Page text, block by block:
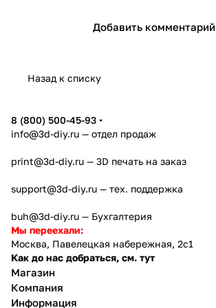
вра
регионы на
велосипеде
внедрив помощ под
Добавить комментарий
Назад к списку
8 (800) 500-45-93
info@3d-diy.ru — отдел продаж
print@3d-diy.ru — 3D печать на заказ
support@3d-diy.ru — тех. поддержка
buh@3d-diy.ru — Бухгалтерия
Мы переехали:
Москва, Павелецкая набережная, 2с1
Как до нас добраться, см. тут
Магазин
Компания
Информация